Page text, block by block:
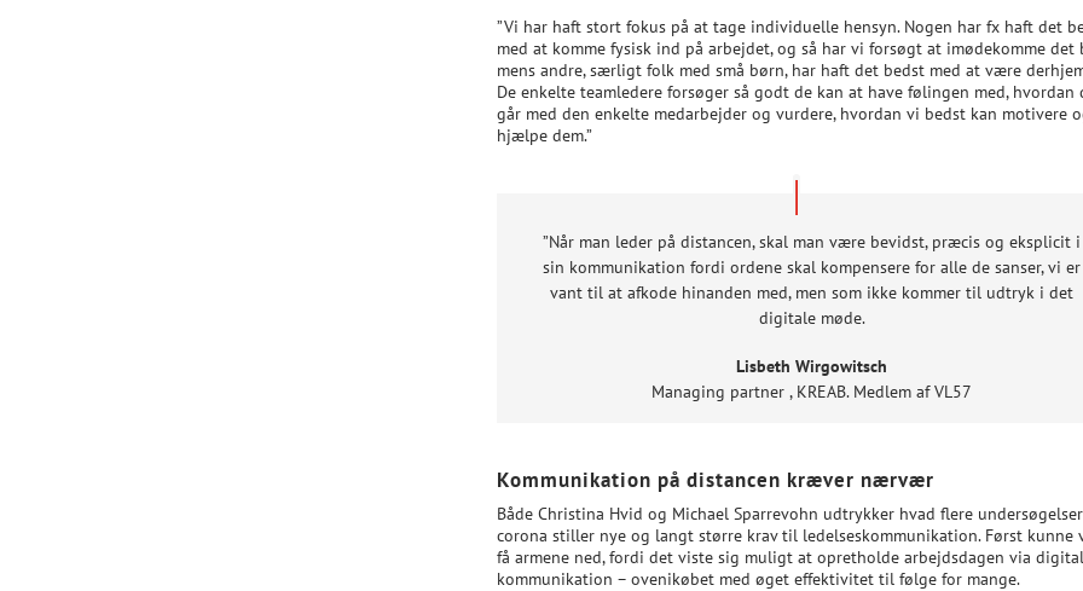
”Vi har haft stort fokus på at tage individuelle hensyn. Nogen har fx haft det
med at komme fysisk ind på arbejdet, og så har vi forsøgt at imødekomme det
mens andre, særligt folk med små børn, har haft det bedst med at være
De enkelte teamledere forsøger så godt de kan at have følingen med, hvordan
går med den enkelte medarbejder og vurdere, hvordan vi bedst kan motivere
hjælpe dem.”
”Når man leder på distancen, skal man være bevidst, præcis og eksplicit i
sin kommunikation fordi ordene skal kompensere for alle de sanser, vi er
vant til at afkode hinanden med, men som ikke kommer til udtryk i det
digitale møde.
Lisbeth Wirgowitsch
Managing partner, KREAB. Medlem af VL57
Kommunikation på distancen kræver nærvær
Både Christina Hvid og Michael Sparrevohn udtrykker hvad flere
corona stiller nye og langt større krav til ledelseskommunikation. Først kunne
få armene ned, fordi det viste sig muligt at opretholde arbejdsdagen via digital
kommunikation – ovenikøbet med øget effektivitet til følge for mange.